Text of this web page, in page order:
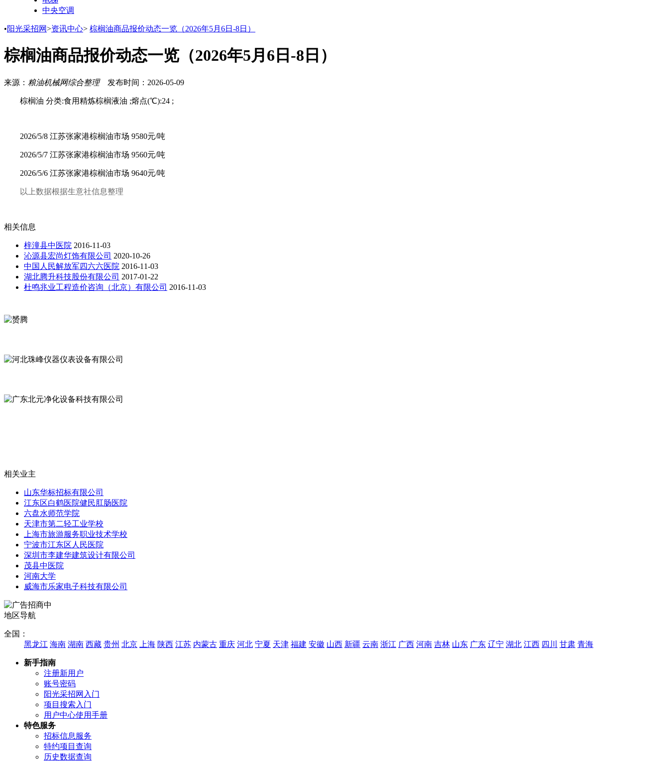
中央空调
•阳光采招网>资讯中心> 棕榈油商品报价动态一览（2026年5月6日-8日）
棕榈油商品报价动态一览（2026年5月6日-8日）
来源： 粮油机械网综合整理发布时间： 2026-05-09
棕榈油 分类:食用精炼棕榈液油 ;熔点(℃):24 ;
2026/5/8 江苏张家港棕榈油市场 9580元/吨
2026/5/7 江苏张家港棕榈油市场 9560元/吨
2026/5/6 江苏张家港棕榈油市场 9640元/吨
以上数据根据生意社信息整理
相关信息
梓潼县中医院 2016-11-03
沁源县宏尚灯饰有限公司 2020-10-26
中国人民解放军四六六医院 2016-11-03
湖北腾升科技股份有限公司 2017-01-22
杜鸣兆业工程造价咨询（北京）有限公司 2016-11-03
相关业主
山东华标招标有限公司
江东区白鹤医院健民肛肠医院
六盘水师范学院
天津市第二轻工业学校
上海市旅游服务职业技术学校
宁波市江东区人民医院
深圳市李建华建筑设计有限公司
茂县中医院
河南大学
威海市乐家电子科技有限公司
地区导航
全国：
黑龙江 海南 湖南 西藏 贵州 北京 上海 陕西 江苏 内蒙古 重庆 河北 宁夏 天津 福建 安徽 山西 新疆 云南 浙江 广西 河南 吉林 山东 广东 辽宁 湖北 江西 四川 甘肃 青海
新手指南
注册新用户
账号密码
阳光采招网入门
项目搜索入门
用户中心使用手册
特色服务
招标信息服务
特约项目查询
历史数据查询